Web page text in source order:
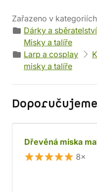
Zařazeno v kategoriích
Dárky a sběratelství
Misky a talíře
Larp a cosplay
misky a talíře
Doporučujeme
Dřevěná miska
8×